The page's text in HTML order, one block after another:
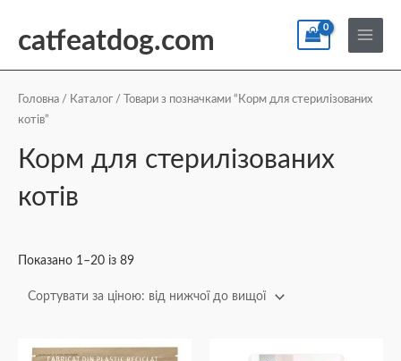
catfeatdog.com
Main
Menu
Головна / Каталог / Товари з позначками “Корм для стерилізованих
котів”
Корм для стерилізованих
котів
Показано 1–20 із 89
ціною: